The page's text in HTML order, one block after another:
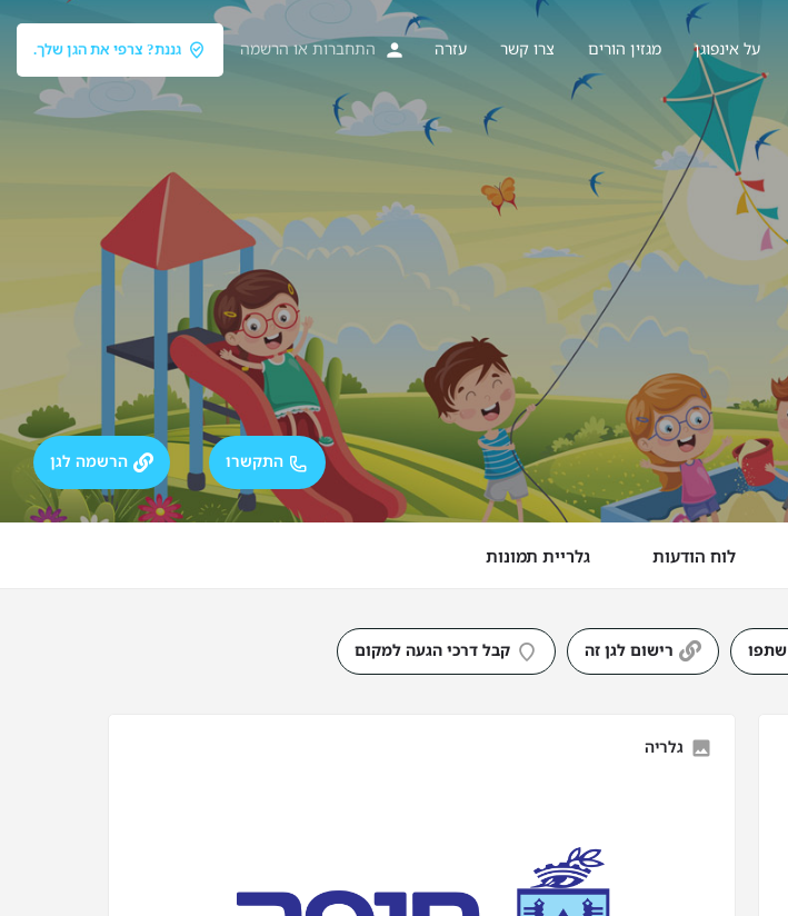
על אינפוגן מגזין הורים צרו קשר עזרה התחברות או הרשמה גננת? צרפי את הגן שלך.
התקשרו הרשמה לגן
לוח הודעות גלריית תמונות
שתפו רישום לגן זה קבל דרכי הגעה למקום
גלריה